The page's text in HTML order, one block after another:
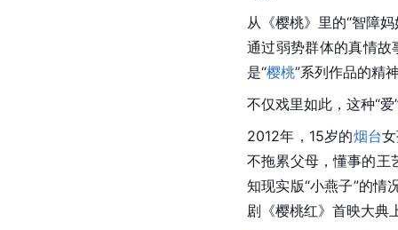
从《樱桃》里的“智障
通过弱势群体的真情故
是“樱桃”系列作品的精
不仅戏里如此，这种“
2012年，15岁的烟台
不拖累父母，懂事的
知现实版“小燕子”的情
剧《樱桃红》首映大典